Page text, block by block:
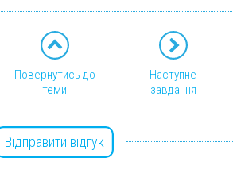
Повернутись до
теми
Наступне
завдання
Відправити відгук